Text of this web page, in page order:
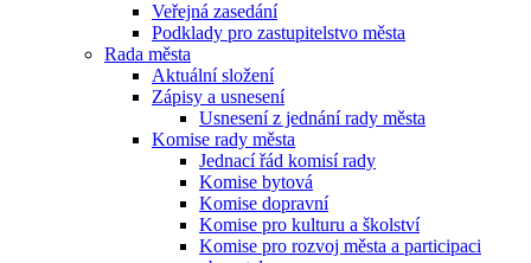
Veřejná zasedání
Podklady pro zastupitelstvo města
Rada města
Aktuální složení
Zápisy a usnesení
Usnesení z jednání rady města
Komise rady města
Jednací řád komisí rady
Komise bytová
Komise dopravní
Komise pro kulturu a školství
Komise pro rozvoj města a participaci